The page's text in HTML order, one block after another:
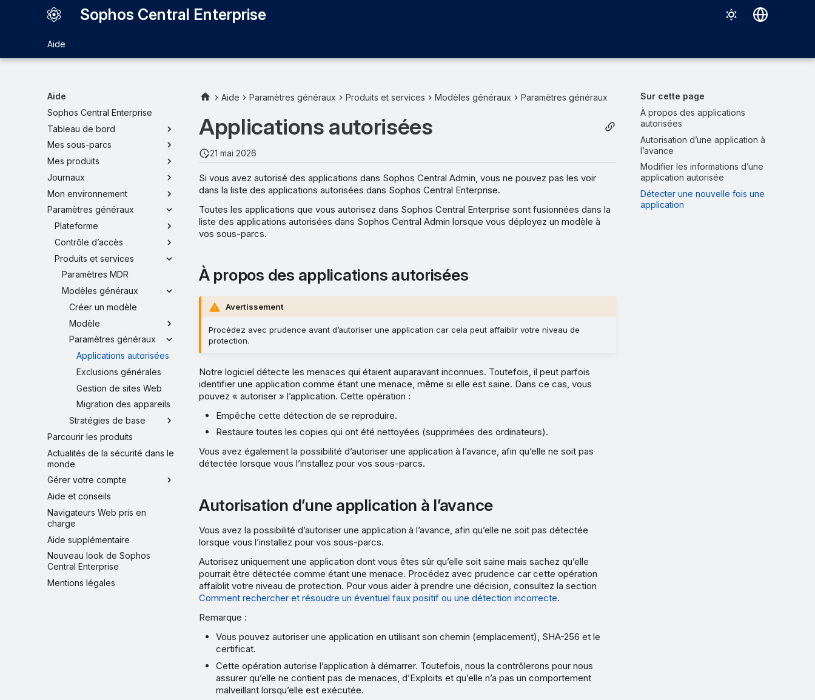
Sophos Central Enterprise
Français
한국어
Português (Brasil)
Aide
Aide
Sophos Central Enterprise
Tableau de bord
Mes sous-parcs
Mes produits
Journaux
Mon environnement
Paramètres généraux
Plateforme
Contrôle d’accès
Produits et services
Paramètres MDR
Modèles généraux
Créer un modèle
Modèle
Paramètres généraux
Applications autorisées
Exclusions générales
Gestion de sites Web
Migration des appareils
Stratégies de base
Parcourir les produits
Actualités de la sécurité dans le
monde
Gérer votre compte
Aide et conseils
Navigateurs Web pris en
charge
Aide supplémentaire
Nouveau look de Sophos
Central Enterprise
Mentions légales
Sur cette page
À propos des applications
autorisées
Autorisation d’une application à
l’avance
Modifier les informations d’une
application autorisée
Détecter une nouvelle fois une
application
Aide Paramètres généraux Produits et services Modèles généraux Paramètres généraux
Applications autorisées
21 mai 2026
Si vous avez autorisé des applications dans Sophos Central Admin, vous ne pouvez pas les voir
dans la liste des applications autorisées dans Sophos Central Enterprise.
Toutes les applications que vous autorisez dans Sophos Central Enterprise sont fusionnées dans la
liste des applications autorisées dans Sophos Central Admin lorsque vous déployez un modèle à
vos sous-parcs.
À propos des applications autorisées
Avertissement
Procédez avec prudence avant d’autoriser une application car cela peut affaiblir votre niveau de
protection.
Notre logiciel détecte les menaces qui étaient auparavant inconnues. Toutefois, il peut parfois
identifier une application comme étant une menace, même si elle est saine. Dans ce cas, vous
pouvez « autoriser » l’application. Cette opération :
Empêche cette détection de se reproduire.
Restaure toutes les copies qui ont été nettoyées (supprimées des ordinateurs).
Vous avez également la possibilité d’autoriser une application à l’avance, afin qu’elle ne soit pas
détectée lorsque vous l’installez pour vos sous-parcs.
Autorisation d’une application à l’avance
Vous avez la possibilité d’autoriser une application à l’avance, afin qu’elle ne soit pas détectée
lorsque vous l’installez pour vos sous-parcs.
Autorisez uniquement une application dont vous êtes sûr qu’elle soit saine mais sachez qu’elle
pourrait être détectée comme étant une menace. Procédez avec prudence car cette opération
affaiblit votre niveau de protection. Pour vous aider à prendre une décision, consultez la section
Comment rechercher et résoudre un éventuel faux positif ou une détection incorrecte.
Remarque :
Vous pouvez autoriser une application en utilisant son chemin (emplacement), SHA-256 et le
certificat.
Cette opération autorise l’application à démarrer. Toutefois, nous la contrôlerons pour nous
assurer qu’elle ne contient pas de menaces, d’Exploits et qu’elle n’a pas un comportement
malveillant lorsqu’elle est exécutée.